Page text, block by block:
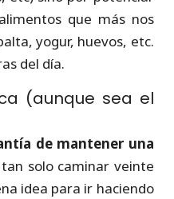
que más nos
yogur, huevos, etc.
del día.
(aunque sea el
de mantener una
tan solo caminar veinte
idea para ir haciendo